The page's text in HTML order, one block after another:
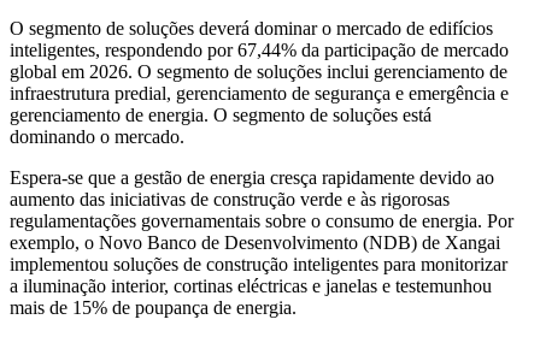
O segmento de soluções deverá dominar o mercado de edifícios
inteligentes, respondendo por 67,44% da participação de mercado
global em 2026. O segmento de soluções inclui gerenciamento de
infraestrutura predial, gerenciamento de segurança e emergência e
gerenciamento de energia. O segmento de soluções está
dominando o mercado.
Espera-se que a gestão de energia cresça rapidamente devido ao
aumento das iniciativas de construção verde e às rigorosas
regulamentações governamentais sobre o consumo de energia. Por
exemplo, o Novo Banco de Desenvolvimento (NDB) de Xangai
implementou soluções de construção inteligentes para monitorizar
a iluminação interior, cortinas eléctricas e janelas e testemunhou
mais de 15% de poupança de energia.